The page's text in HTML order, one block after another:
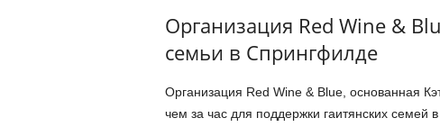
Организация Red Wine &
семьи в Спрингфилде
Организация Red Wine & Blue, основанная
чем за час для поддержки гаитянских семей